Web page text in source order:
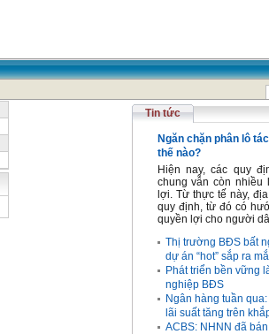
Tin tức
Ngăn chặn phân lô
thế nào?
Hiện nay, các quy
chung vẫn còn
lợi. Từ thực tế này,
quy định, từ đó có
quyền lợi cho người
Thị trường BĐS bất
dự án “hot” sắp ra
Phát triển bền vững
nghiệp BĐS
Ngân hàng tuần
lãi suất tăng trên
ACBS: NHNN đã